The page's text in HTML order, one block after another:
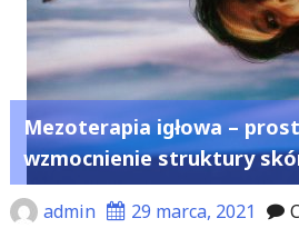
Mezoterapia igłowa –
wzmocnienie struktury
admin 29 marca, 2021